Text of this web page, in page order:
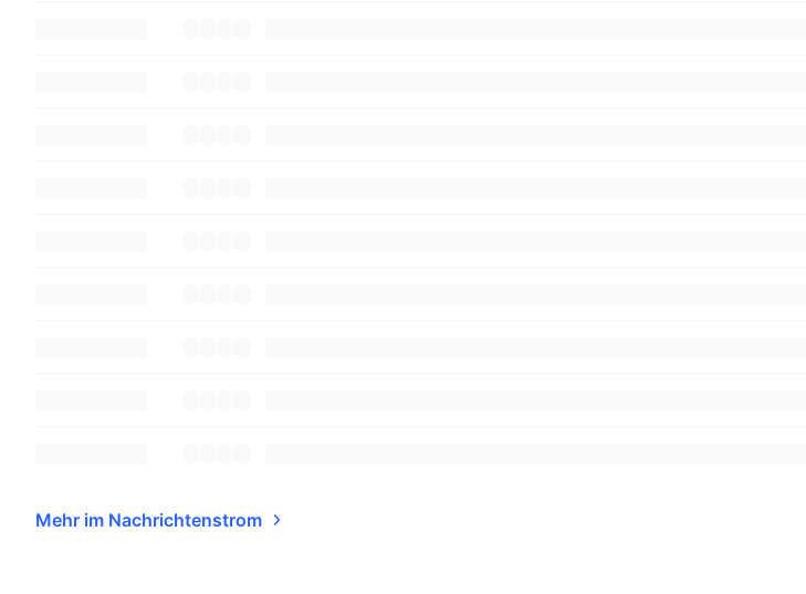
Mehr im Nachrichtenstrom